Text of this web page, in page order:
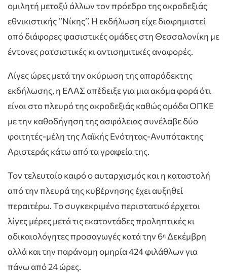
ομιλητή μεταξύ άλλων τον πρόεδρο της ακροδεξιάς
εθνικιστικής ‘’Νίκης’’. Η εκδήλωση είχε διαφημιστεί
από διάφορες φασιστικές ομάδες στη Θεσσαλονίκη με
έντονες ρατσιστικές κι αντισημιτικές αναφορές.
Λίγες ώρες μετά την ακύρωση της απαράδεκτης
εκδήλωσης, η ΕΛΑΣ απέδειξε για μια ακόμα φορά ότι
είναι στο πλευρό της ακροδεξιάς καθώς ομάδα ΟΠΚΕ
με την καθοδήγηση της ασφάλειας συνέλαβε δύο
φοιτητές-μέλη της Λαϊκής Ενότητας-Ανυπότακτης
Αριστεράς κάτω από τα γραφεία της.
Τον τελευταίο καιρό ο αυταρχισμός και η καταστολή
από την πλευρά της κυβέρνησης έχει αυξηθεί
περαιτέρω. Το συγκεκριμένο περιστατικό έρχεται
λίγες μέρες μετά τις εκατοντάδες προληπτικές κι
αδικαιολόγητες προσαγωγές κατά την 6η Δεκέμβρη
αλλά και την παράνομη ομηρία 424 φιλάθλων για
πάνω από 24 ώρες.